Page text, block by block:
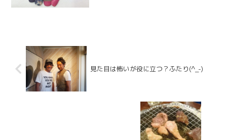
見た目は怖いが役に立つ？ふたり(^_-)